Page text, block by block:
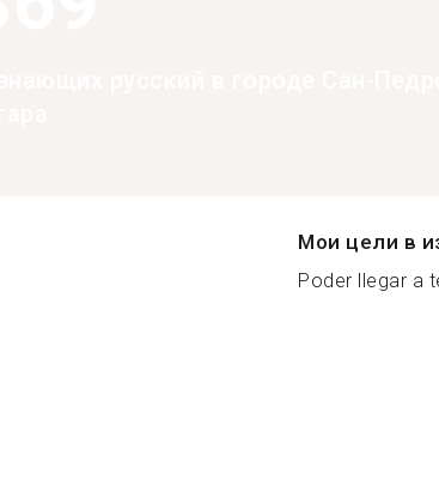
Мои цели в
Poder llegar a